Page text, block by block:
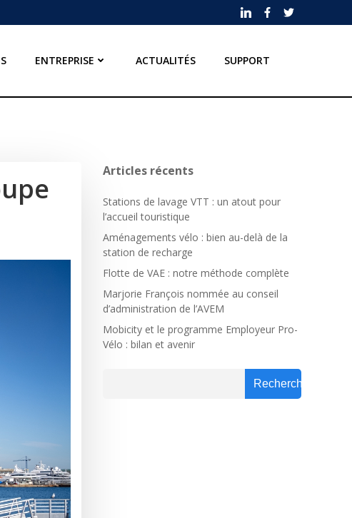
ENTREPRISE ACTUALITÉS SUPPORT
Articles récents
Stations de lavage VTT : un atout pour
l’accueil touristique
Aménagements vélo : bien au-delà de la
station de recharge
Flotte de VAE : notre méthode complète
Marjorie François nommée au conseil
d’administration de l’AVEM
Mobicity et le programme Employeur Pro-
Vélo : bilan et avenir
Rechercher